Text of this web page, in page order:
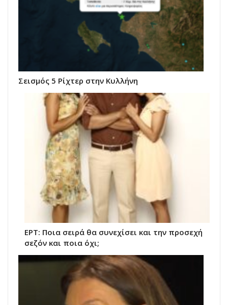
Σεισμός 5 Ρίχτερ στην Κυλλήνη
ΕΡΤ: Ποια σειρά θα συνεχίσει και την προσεχή
σεζόν και ποια όχι;